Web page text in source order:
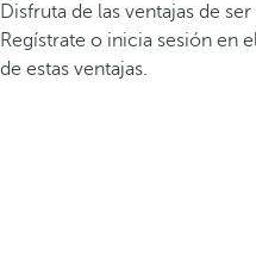
Disfruta de las ventajas de
Regístrate o inicia sesión en
de estas ventajas.